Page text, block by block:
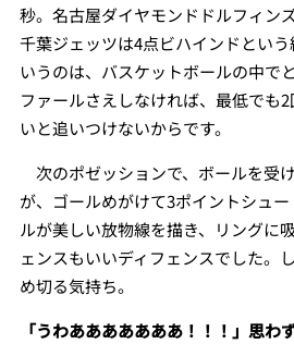
秒。名古屋ダイヤモンドドルフィン
千葉ジェッツは4点ビハインドとい
いうのは、バスケットボールの中で
ファールさえしなければ、最低でも
いと追いつけないからです。
次のポゼッションで、ボールを受
が、ゴールめがけて3ポイントシュ
ルが美しい放物線を描き、リングに
ェンスもいいディフェンスでした。
め切る気持ち。
「うわあああああああ！！！」思わ